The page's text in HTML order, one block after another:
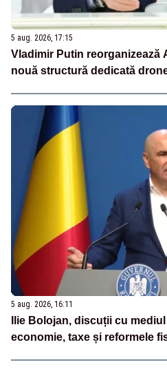
5 aug. 2026, 17:15
Vladimir Putin reorganizează
nouă structură dedicată
5 aug. 2026, 16:11
Ilie Bolojan, discuții cu
economie, taxe și reformele